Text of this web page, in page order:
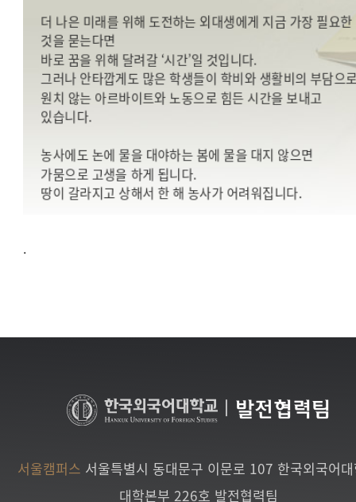
더 나은 미래를 위해 도전하는 외대생에게 지금 가장 필요한
것을 묻는다면
바로 꿈을 위해 달려갈 ‘시간’일 것입니다.
그러나 안타깝게도 많은 학생들이 학비와 생활비의 부담으
원치 않는 아르바이트와 노동으로 힘든 시간을 보내고
있습니다.
농사에도 논에 물을 대야하는 봄에 물을 대지 않으면
가뭄으로 고생을 하게 됩니다.
땅이 갈라지고 상해서 한 해 농사가 어려워집니다.
.
발전협력팀
서울캠퍼스 서울특별시 동대문구 이문로 107 한국외국어
대학본부 226호 발전협력팀